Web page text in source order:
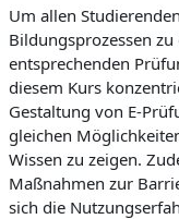
Um allen
Bildungsprozessen
entsprechenden
diesem Kurs
Gestaltung von E-
gleichen
Wissen zu zeigen.
Maßnahmen zur
sich die